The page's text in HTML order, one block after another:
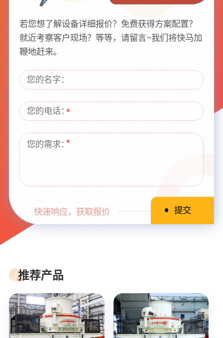
若您想了解设备详细报价？免费获得方案配置？
就近考察客户现场？等等，请留言~我们将快马加
鞭地赶来。
快速响应，获取报价
推荐产品